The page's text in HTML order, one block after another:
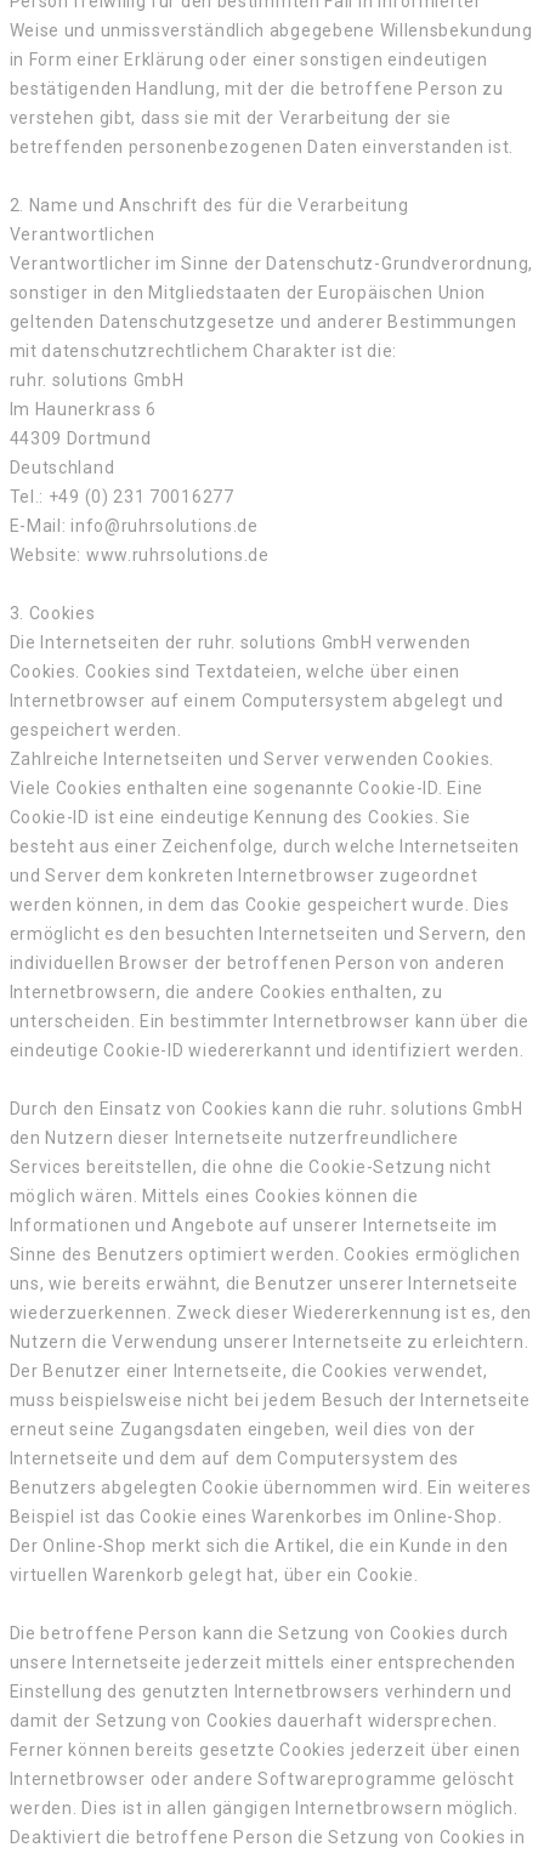
Weise und unmissverständlich abgegebene Willensbekundung
in Form einer Erklärung oder einer sonstigen eindeutigen
bestätigenden Handlung, mit der die betroffene Person zu
verstehen gibt, dass sie mit der Verarbeitung der sie
betreffenden personenbezogenen Daten einverstanden ist.
2. Name und Anschrift des für die Verarbeitung
Verantwortlichen
Verantwortlicher im Sinne der Datenschutz-Grundverordnung,
sonstiger in den Mitgliedstaaten der Europäischen Union
geltenden Datenschutzgesetze und anderer Bestimmungen
mit datenschutzrechtlichem Charakter ist die:
ruhr. solutions GmbH
Im Haunerkrass 6
44309 Dortmund
Deutschland
Tel.: +49 (0) 231 70016277
E-Mail: info@ruhrsolutions.de
Website: www.ruhrsolutions.de
3. Cookies
Die Internetseiten der ruhr. solutions GmbH verwenden
Cookies. Cookies sind Textdateien, welche über einen
Internetbrowser auf einem Computersystem abgelegt und
gespeichert werden.
Zahlreiche Internetseiten und Server verwenden Cookies.
Viele Cookies enthalten eine sogenannte Cookie-ID. Eine
Cookie-ID ist eine eindeutige Kennung des Cookies. Sie
besteht aus einer Zeichenfolge, durch welche Internetseiten
und Server dem konkreten Internetbrowser zugeordnet
werden können, in dem das Cookie gespeichert wurde. Dies
ermöglicht es den besuchten Internetseiten und Servern, den
individuellen Browser der betroffenen Person von anderen
Internetbrowsern, die andere Cookies enthalten, zu
unterscheiden. Ein bestimmter Internetbrowser kann über die
eindeutige Cookie-ID wiedererkannt und identifiziert werden.
Durch den Einsatz von Cookies kann die ruhr. solutions GmbH
den Nutzern dieser Internetseite nutzerfreundlichere
Services bereitstellen, die ohne die Cookie-Setzung nicht
möglich wären. Mittels eines Cookies können die
Informationen und Angebote auf unserer Internetseite im
Sinne des Benutzers optimiert werden. Cookies ermöglichen
uns, wie bereits erwähnt, die Benutzer unserer Internetseite
wiederzuerkennen. Zweck dieser Wiedererkennung ist es, den
Nutzern die Verwendung unserer Internetseite zu erleichtern.
Der Benutzer einer Internetseite, die Cookies verwendet,
muss beispielsweise nicht bei jedem Besuch der Internetseite
erneut seine Zugangsdaten eingeben, weil dies von der
Internetseite und dem auf dem Computersystem des
Benutzers abgelegten Cookie übernommen wird. Ein weiteres
Beispiel ist das Cookie eines Warenkorbes im Online-Shop.
Der Online-Shop merkt sich die Artikel, die ein Kunde in den
virtuellen Warenkorb gelegt hat, über ein Cookie.
Die betroffene Person kann die Setzung von Cookies durch
unsere Internetseite jederzeit mittels einer entsprechenden
Einstellung des genutzten Internetbrowsers verhindern und
damit der Setzung von Cookies dauerhaft widersprechen.
Ferner können bereits gesetzte Cookies jederzeit über einen
Internetbrowser oder andere Softwareprogramme gelöscht
werden. Dies ist in allen gängigen Internetbrowsern möglich.
Deaktiviert die betroffene Person die Setzung von Cookies in